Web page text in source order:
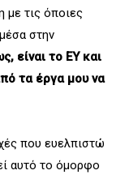
τις όποιες
στην
είναι το ΕΥ και
τα έργα μου να
που ευελπιστώ
αυτό το όμορφο